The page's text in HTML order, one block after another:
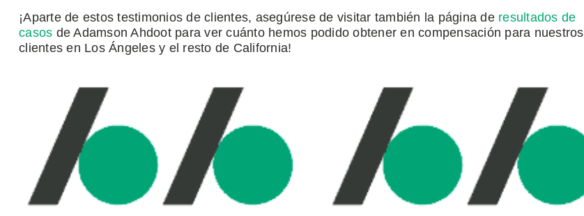
¡Aparte de estos testimonios de clientes, asegúrese de visitar también la página de resultados de
casos de Adamson Ahdoot para ver cuánto hemos podido obtener en compensación para nuestros
clientes en Los Ángeles y el resto de California!